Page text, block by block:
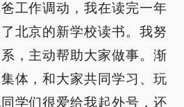
工作调动，我在读完一年
北京的新学校读书。我努
，主动帮助大家做事。渐
体，和大家共同学习、玩
学们很爱给我起外号，还